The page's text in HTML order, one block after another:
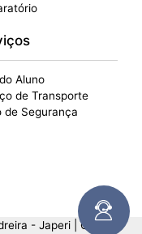
Aluno
de Transporte
de Segurança
- Japeri | CNPJ